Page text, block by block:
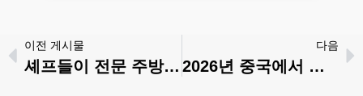
이전 게시물
셰프들이 전문 주방에서 논스틱 프라이팬을 피하는 이유는 무엇일까요?
다음
2026년 중국에서 고품질 캠핑 조리기구를 조달하는 방법